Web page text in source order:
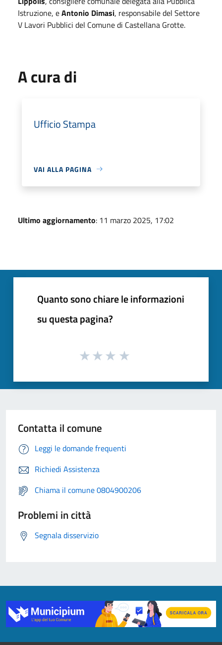
Istruzione, eAntonio Dimasi, responsabile del Settore
V Lavori Pubblici del Comune di Castellana Grotte.
A cura di
Ufficio Stampa
VAI ALLA PAGINA
Ultimo aggiornamento: 11 marzo 2025, 17:02
Quanto sono chiare le informazioni
su questa pagina?
Contatta il comune
Leggi le domande frequenti
Richiedi Assistenza
Chiama il comune 0804900206
Problemi in città
Segnala disservizio